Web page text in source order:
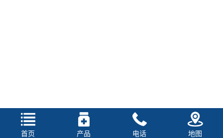
首页 产品 电话 地图